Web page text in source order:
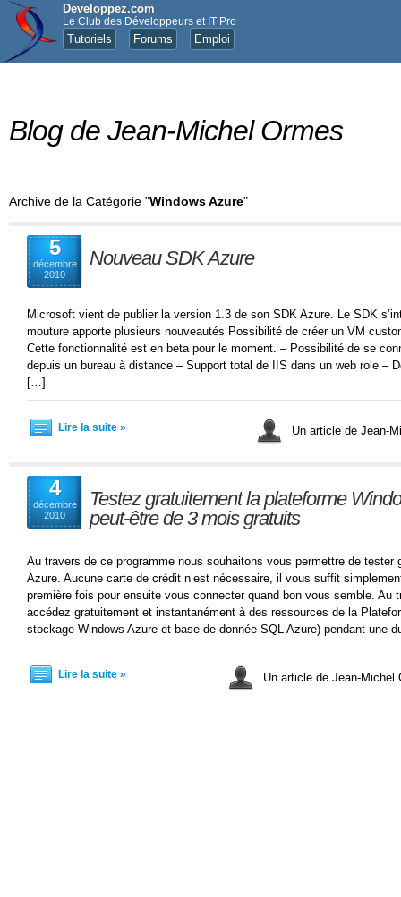
Developpez.com
Le Club des Développeurs et IT Pro
Tutoriels Forums Emploi
Blog de Jean-Michel Ormes
Archive de la Catégorie "Windows Azure"
5
décembre
2010
Nouveau SDK Azure
Microsoft vient de publier la version 1.3 de son SDK Azure. Le SDK
mouture apporte plusieurs nouveautés Possibilité de créer un VM
Cette fonctionnalité est en beta pour le moment. – Possibilité de se
depuis un bureau à distance – Support total de IIS dans un web role –
[…]
Lire la suite » Un article de Jean-
4
décembre
2010
Testez gratuitement la plateforme
peut-être de 3 mois gratuits
Au travers de ce programme nous souhaitons vous permettre de tester
Azure. Aucune carte de crédit n’est nécessaire, il vous suffit
première fois pour ensuite vous connecter quand bon vous semble. Au
accédez gratuitement et instantanément à des ressources de la
stockage Windows Azure et base de donnée SQL Azure) pendant une
Lire la suite » Un article de Jean-Michel